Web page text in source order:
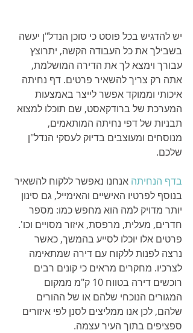
יש להדגיש בכל פוסט כי סוכן הנדל"ן יעשה
בשבילך את כל העבודה הקשה, יתרוצץ
עבורך וימצא לך את הדירה המושלמת,
אתה רק צריך להשאיר פרטים. דף נחיתה
איכותי וממוקד אפשר לייצר באמצעות
המערכת של ברודקאסט, שם תוכלו למצוא
תבניות של דפי נחיתה המותאמים,
מנוסחים ומעוצבים בדיוק לעסקי הנדל"ן
שלכם.
בדף הנחיתה אנחנו נאפשר ללקוח להשאיר
בנוסף לפרטיו האישיים והאימייל, גם סינון
יותר מדויק למה הוא מחפש כמו: מספר
חדרים, מעלית, מרפסת, איזור מסויים וכו'.
פרטים אלו יוכלו לסייע בהמשך, כאשר
נרצה לפנות ללקוח עם דירה שמתאימה
לצרכיו. מחקרים מראים כי קונים רבים
רוכשים דירה בטווח 10 ק"מ ממקום
המגורים הנוכחי שלהם או של ההורים
שלהם, לכן אנו ממליצים לסנן לפי איזורים
ספציפים בתוך העיר עצמה.